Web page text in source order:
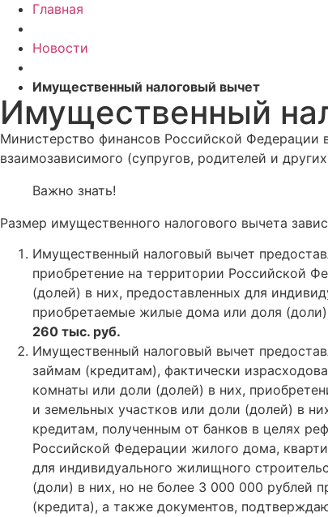
Главная
Новости
Имущественный налоговый вычет
Имущественный
Министерство финансов Российской Федерации
взаимозависимого (супругов, родителей и
Важно знать!
Размер имущественного налогового вычета
Имущественный налоговый вычет
приобретение на территории Российской
(долей) в них, предоставленных для
приобретаемые жилые дома или доля
260 тыс. руб.
Имущественный налоговый вычет
займам (кредитам), фактически
комнаты или доли (долей) в них,
и земельных участков или доли (долей) в
кредитам, полученным от банков в целях
Российской Федерации жилого дома,
для индивидуального жилищного
(доли) в них, но не более 3 000 000 рублей
(кредита), а также документов,